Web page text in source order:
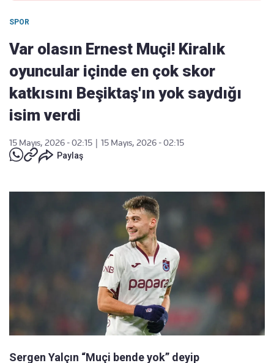
SPOR
Var olasın Ernest Muçi! Kiralık
oyuncular içinde en çok skor
katkısını Beşiktaş'ın yok saydığı
isim verdi
15 Mayıs, 2026 - 02:15
15 Mayıs, 2026 - 02:15
Paylaş
Sergen Yalçın “Muçi bende yok” deyip